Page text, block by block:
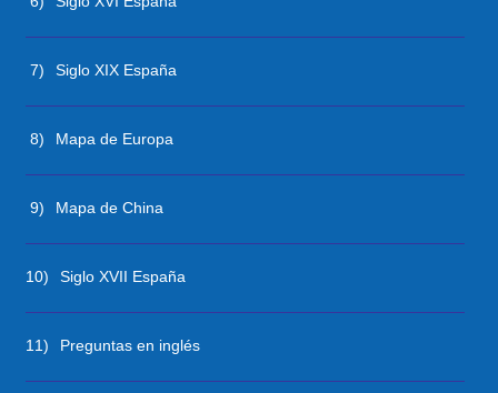
7) Siglo XIX España
8) Mapa de Europa
9) Mapa de China
10) Siglo XVII España
11) Preguntas en inglés